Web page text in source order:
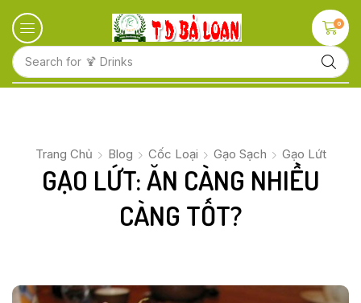
Search for 🍋 Fruits
0
Trang Chủ Blog Cốc Loại Gạo Sạch Gạo Lứt
GẠO LỨT: ĂN CÀNG NHIỀU
CÀNG TỐT?